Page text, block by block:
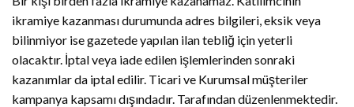
ikramiye kazanması durumunda adres bilgileri, eksik veya
bilinmiyor ise gazetede yapılan ilan tebliğ için yeterli
olacaktır. İptal veya iade edilen işlemlerinden sonraki
kazanımlar da iptal edilir. Ticari ve Kurumsal müşteriler
kampanya kapsamı dışındadır. Tarafından düzenlenmektedir.